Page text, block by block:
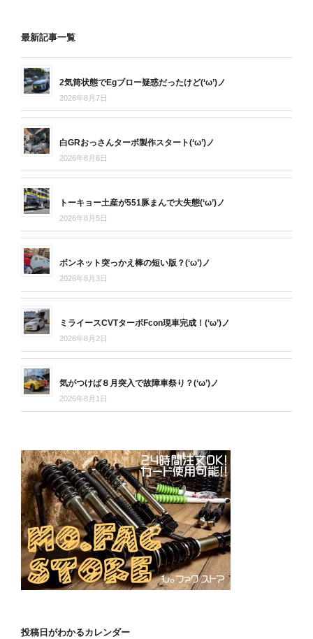
最新記事一覧
2気筒状態でEgブロー疑惑だったけど(‘ω’)ノ
2026年8月7日
白GRおっさんターボ製作スタート(‘ω’)ノ
2026年8月6日
トーキョー土産が551豚まんで大失態(‘ω’)ノ
2026年8月5日
ボンネット突っかえ棒の短い版？(‘ω’)ノ
2026年8月3日
ミライースCVTターボFcon現車完成！(‘ω’)ノ
2026年8月2日
気がつけば８月突入で故障車祭り？(‘ω’)ノ
2026年8月1日
投稿日がわかるカレンダー